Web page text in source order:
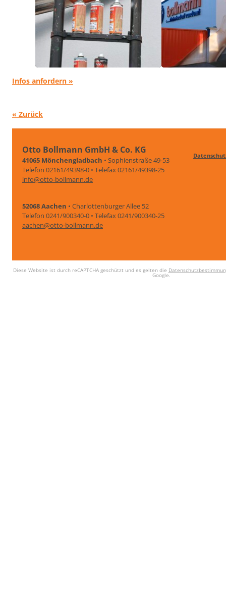
Infos anfordern »
« Zurück
Otto Bollmann GmbH & Co. KG
41065 Mönchengladbach • Sophienstraße 49-53
Telefon 02161/49398-0 • Telefax 02161/49398-25
info@otto-bollmann.de
52068 Aachen • Charlottenburger Allee 52
Telefon 0241/900340-0 • Telefax 0241/900340-25
aachen@otto-bollmann.de
Diese Website ist durch reCAPTCHA geschützt und es gelten die
Google.